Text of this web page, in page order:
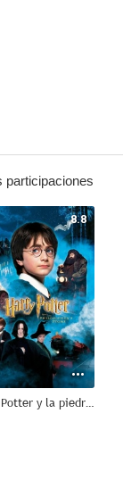
participaciones
8.8
Harry Potter y la piedra filosofal